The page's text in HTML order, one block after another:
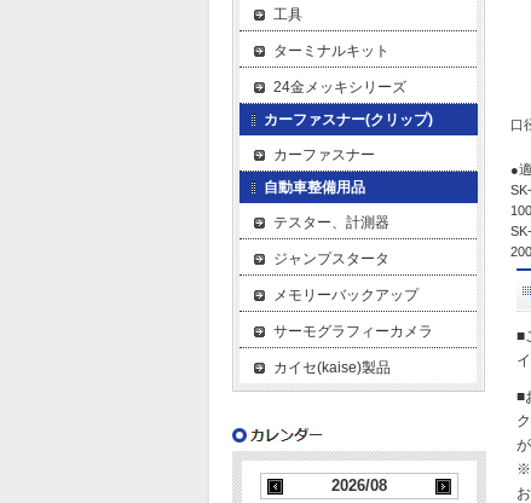
口
●
■
■
※
工具
ターミナルキット
24金メッキシリーズ
カーファスナー(クリップ)
カーファスナー
自動車整備用品
テスター、計測器
ジャンプスタータ
メモリーバックアップ
サーモグラフィーカメラ
カイセ(kaise)製品
2026/08